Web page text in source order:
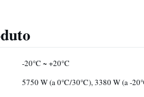
-20°C ~ +20°C
5750 W (a 0℃/30℃), 3380 W (a -